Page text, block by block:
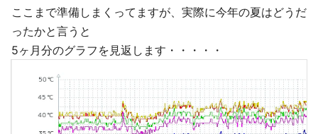
ここまで準備しまくってますが、実際に今年の夏はどうだ
ったかと言うと
5ヶ月分のグラフを見返します・・・・・